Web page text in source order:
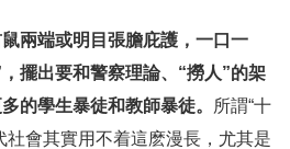
兩端或明目張膽庇護，一口一
擺出要和警察理論、“撈人”的架
的學生暴徒和教師暴徒。
所謂“十
社會其實用不着這麽漫長，尤其是